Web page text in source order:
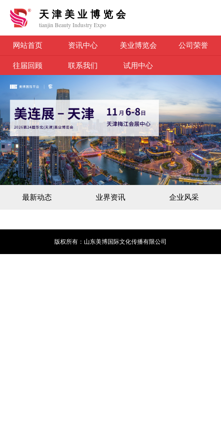
天津美业博览会
tianjin Beauty Industry Expo
网站首页 资讯中心 美业博览会 公司荣誉
往届回顾 联系我们 试用中心
最新动态 业界资讯 企业风采
版权所有：山东美博国际文化传播有限公司